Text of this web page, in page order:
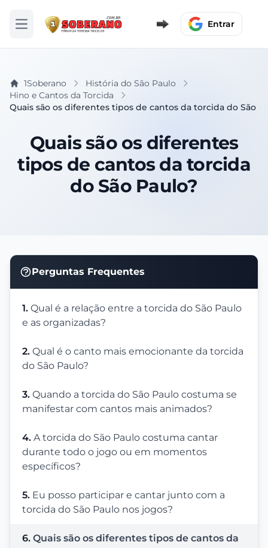
Abrir menu Entrar
1Soberano
História do São Paulo
Hino e Cantos da Torcida
Quais são os diferentes tipos de cantos da torcida do São
Quais são os diferentes
tipos de cantos da torcida
do São Paulo?
Perguntas Frequentes
1. Qual é a relação entre a torcida do São Paulo
e as organizadas?
2. Qual é o canto mais emocionante da torcida
do São Paulo?
3. Quando a torcida do São Paulo costuma se
manifestar com cantos mais animados?
4. A torcida do São Paulo costuma cantar
durante todo o jogo ou em momentos
específicos?
5. Eu posso participar e cantar junto com a
torcida do São Paulo nos jogos?
6. Quais são os diferentes tipos de cantos da